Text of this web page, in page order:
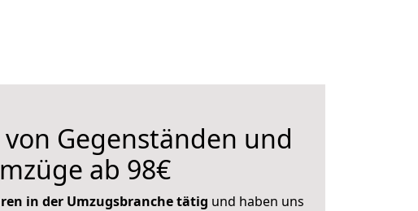
Gegenständen und
ab 98€
in der Umzugsbranche tätig und haben uns